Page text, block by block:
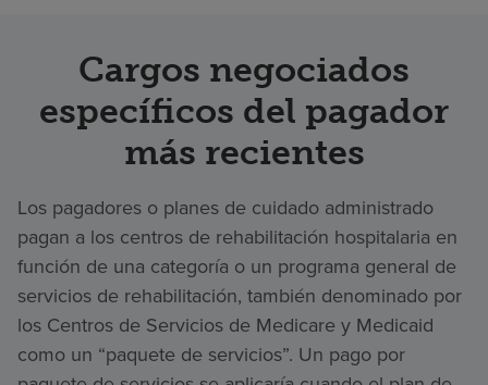
Cargos negociados
específicos del pagador
más recientes
Los pagadores o planes de cuidado administrado
pagan a los centros de rehabilitación hospitalaria en
función de una categoría o un programa general de
servicios de rehabilitación, también denominado por
los Centros de Servicios de Medicare y Medicaid
como un “paquete de servicios”. Un pago por